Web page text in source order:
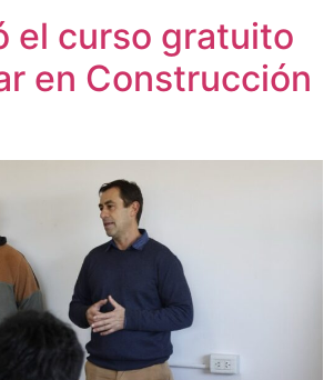
el curso gratuito
en Construcción